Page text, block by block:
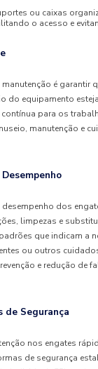
ou caixas
o acesso e
é garantir
do equipamento
para os
manutenção e
dos
limpezas e
que indicam a
ou outros
e redução de
de Segurança
nos engates
de segurança